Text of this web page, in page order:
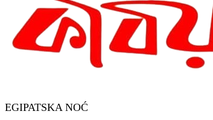
EGIPATSKA NOĆ